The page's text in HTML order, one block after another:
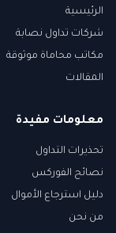
الرئيسية
شركات تداول نصابة
مكاتب محاماة موثوقة
المقالات
معلومات مفيدة
تحذيرات التداول
نصائح الفوركس
دليل استرجاع الأموال
من نحن